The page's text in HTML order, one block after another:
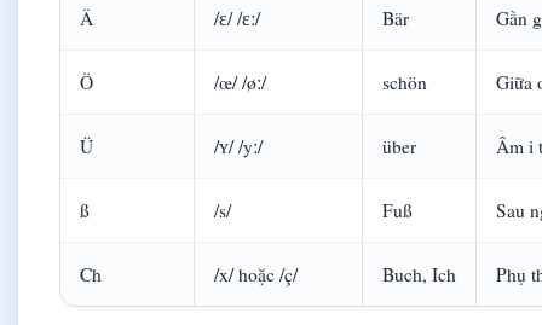
Ä /ɛ/ /ɛː/ Bär Gần
Ö /œ/ /øː/ schön Giữa
Ü /ʏ/ /yː/ über Âm i
ß /s/ Fuß Sau
Ch /x/ hoặc /ç/ Buch, Ich Phụ